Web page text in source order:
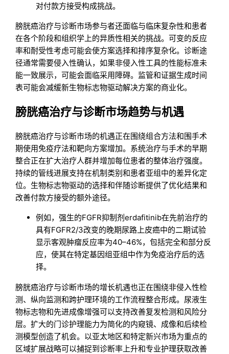
对付款方接受构成挑战。
膀胱癌治疗与诊断市场参与者还面临与临床复杂性和患者
在各个阶段和组织学上的异质性相关的挑战。可变的反应
率和耐受性考虑可能会使方案选择和排序复杂化。诊断途
径通常需要侵入性确认，如果非侵入性工具的性能标准未
能一致展示，可能会面临采用障碍。监管和证据生成时间
表可能会减缓新生物标志物驱动解决方案的商业化。
膀胱癌治疗与诊断市场趋势与机遇
膀胱癌治疗与诊断市场的机遇正在围绕组合方法和围手术
期使用免疫疗法和靶向方案增加。系统治疗与手术的早期
整合正在扩大治疗人群并增加每位患者的整体治疗强度。
持续的管线进展支持在机制类别和患者亚组中的差异化定
位。生物标志物驱动的选择和伴随诊断提供了优化结果和
改善付款方接受的额外途径。
例如，强生的FGFR抑制剂erdafitinib在先前治疗的
具有FGFR2/3改变的晚期尿路上皮癌中的二期试验
显示客观肿瘤反应率为40–46%，包括完全和部分反
应，使其在特定基因组亚组中作为免疫治疗后的选
择。
膀胱癌治疗与诊断市场的增长机遇也正在围绕非侵入性检
测、纵向监测和跨护理环境的工作流程整合形成。尿液生
物标志物和先进成像增强可以支持改善复发检测和风险分
层。扩大的门诊护理能力为简化的内窥镜、成像和后续检
测模型创造了机会。以亚太地区和特定新兴市场为重点的
区域扩展战略可以捕捉到诊断率上升和专业护理获取改善